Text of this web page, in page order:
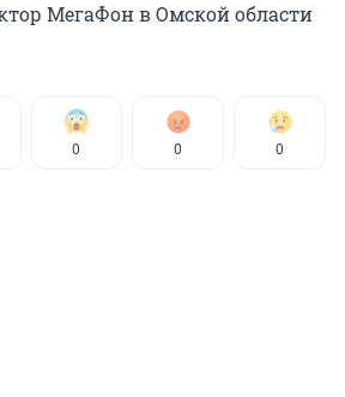
МегаФон в Омской области
0 0 0